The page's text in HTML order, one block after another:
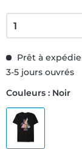
Prêt à
3-5 jours ouvrés
Couleurs : Noir